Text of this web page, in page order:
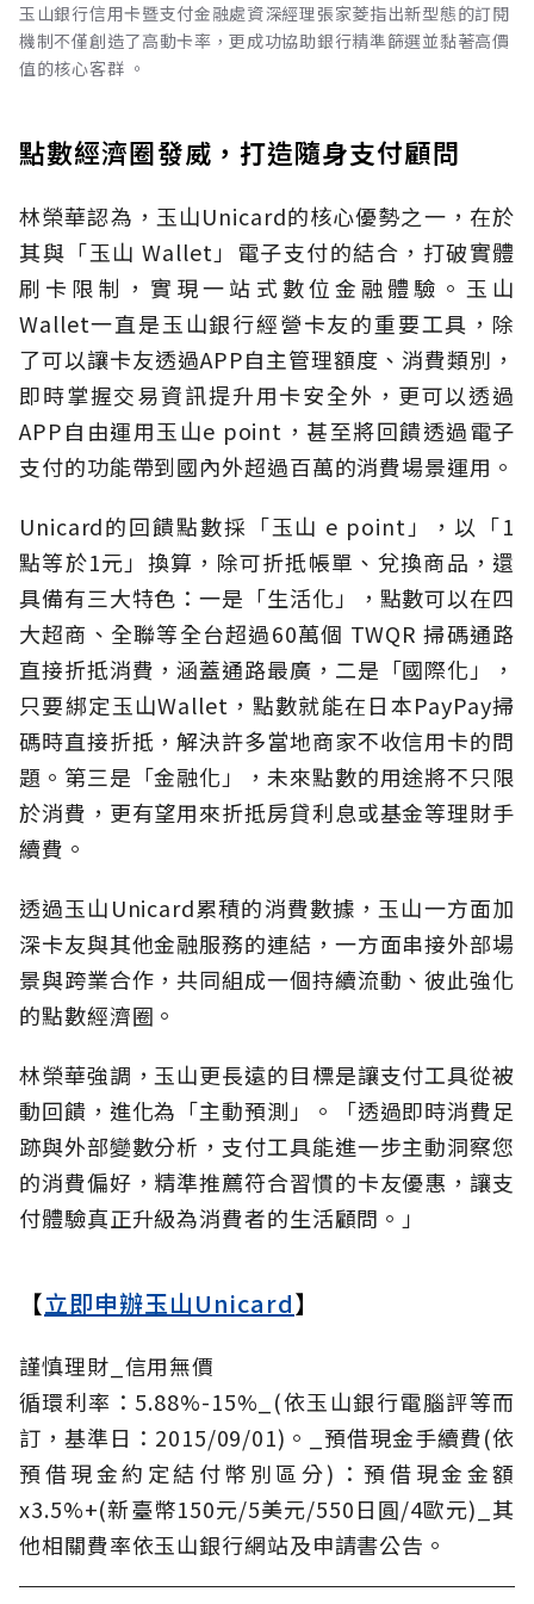
玉山銀行信用卡暨支付金融處資深經理張家菱指出新型態的訂閱
機制不僅創造了高動卡率，更成功協助銀行精準篩選並黏著高價
值的核心客群 。
點數經濟圈發威，打造隨身支付顧問
林榮華認為，玉山Unicard的核心優勢之一，在於
其與「玉山 Wallet」電子支付的結合，打破實體
刷卡限制，實現一站式數位金融體驗。玉山
Wallet一直是玉山銀行經營卡友的重要工具，除
了可以讓卡友透過APP自主管理額度、消費類別，
即時掌握交易資訊提升用卡安全外，更可以透過
APP自由運用玉山e point，甚至將回饋透過電子
支付的功能帶到國內外超過百萬的消費場景運用。
Unicard的回饋點數採「玉山 e point」，以「1
點等於1元」換算，除可折抵帳單、兌換商品，還
具備有三大特色：一是「生活化」，點數可以在四
大超商、全聯等全台超過60萬個 TWQR 掃碼通路
直接折抵消費，涵蓋通路最廣，二是「國際化」，
只要綁定玉山Wallet，點數就能在日本PayPay掃
碼時直接折抵，解決許多當地商家不收信用卡的問
題。第三是「金融化」，未來點數的用途將不只限
於消費，更有望用來折抵房貸利息或基金等理財手
續費。
透過玉山Unicard累積的消費數據，玉山一方面加
深卡友與其他金融服務的連結，一方面串接外部場
景與跨業合作，共同組成一個持續流動、彼此強化
的點數經濟圈。
林榮華強調，玉山更長遠的目標是讓支付工具從被
動回饋，進化為「主動預測」。「透過即時消費足
跡與外部變數分析，支付工具能進一步主動洞察您
的消費偏好，精準推薦符合習慣的卡友優惠，讓支
付體驗真正升級為消費者的生活顧問。」
【立即申辦玉山Unicard】
謹慎理財_信用無價
循環利率：5.88%-15%_(依玉山銀行電腦評等而
訂，基準日：2015/09/01)。_預借現金手續費(依
預借現金約定結付幣別區分)：預借現金金額
x3.5%+(新臺幣150元/5美元/550日圓/4歐元)_其
他相關費率依玉山銀行網站及申請書公告。